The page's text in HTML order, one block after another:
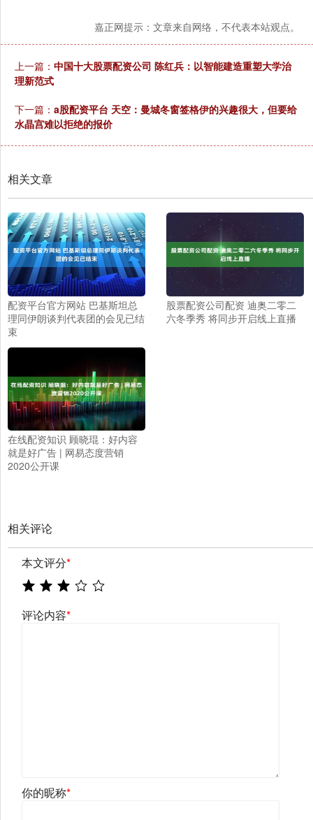
嘉正网提示：文章来自网络，不代表本站观点。
上一篇： 中国十大股票配资公司 陈红兵：以智能建造重塑大学治
理新范式
下一篇： a股配资平台 天空：曼城冬窗签格伊的兴趣很大，但要给
水晶宫难以拒绝的报价
相关文章
配资平台官方网站 巴基斯坦总
理同伊朗谈判代表团的会见已结
束
股票配资公司配资 迪奥二零二
六冬季秀 将同步开启线上直播
在线配资知识 顾晓琨：好内容
就是好广告 | 网易态度营销
2020公开课
相关评论
本文评分*
评论内容*
你的昵称*